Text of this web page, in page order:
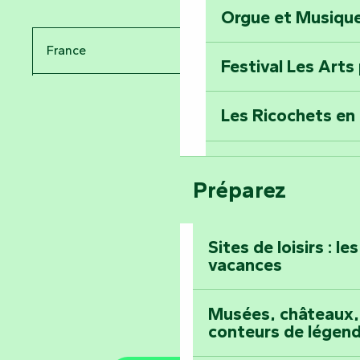
Partez en
Voyagez dans le
Maillezais
Montez au
Orgue et
Festival Les Arts
Les Ricochets
Tout l'agenda
Préparez
Sites de loisirs :
vacances
Musées,
conteurs de
France